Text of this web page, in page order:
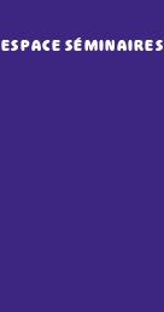
ESPACE SÉMINAIRES